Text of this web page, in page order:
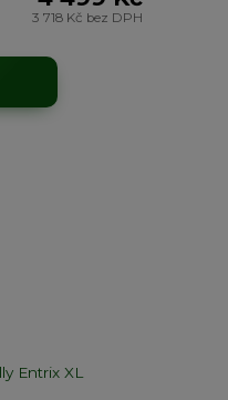
3 718 Kč bez DPH